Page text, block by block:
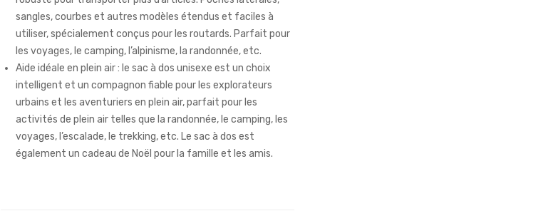
sangles, courbes et autres modèles étendus et faciles à
utiliser, spécialement conçus pour les routards. Parfait pour
les voyages, le camping, l’alpinisme, la randonnée, etc.
Aide idéale en plein air : le sac à dos unisexe est un choix
intelligent et un compagnon fiable pour les explorateurs
urbains et les aventuriers en plein air, parfait pour les
activités de plein air telles que la randonnée, le camping, les
voyages, l’escalade, le trekking, etc. Le sac à dos est
également un cadeau de Noël pour la famille et les amis.